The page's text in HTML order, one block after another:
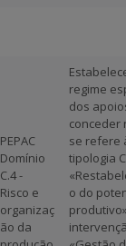
PEPAC
Domínio
C.4 -
Risco e
organizaç
ão da
regime
dos
conceder
se refere
tipologia
o do